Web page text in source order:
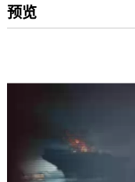
预览